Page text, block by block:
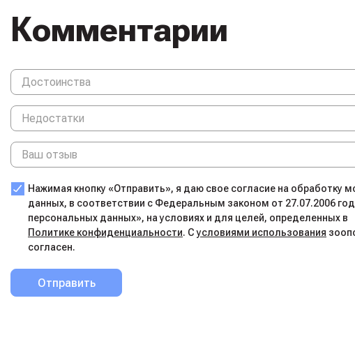
Комментарии
Нажимая кнопку «Отправить», я даю свое согласие на обработку
данных, в соответствии с Федеральным законом от 27.07.2006
персональных данных», на условиях и для целей, определенных в
Политике конфиденциальности. Сусловиями использования
согласен.
Отправить